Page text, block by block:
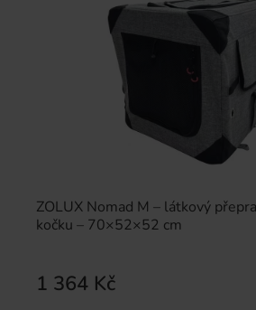
ZOLUX Nomad M – látkový
kočku – 70×52×52 cm
1 364 Kč